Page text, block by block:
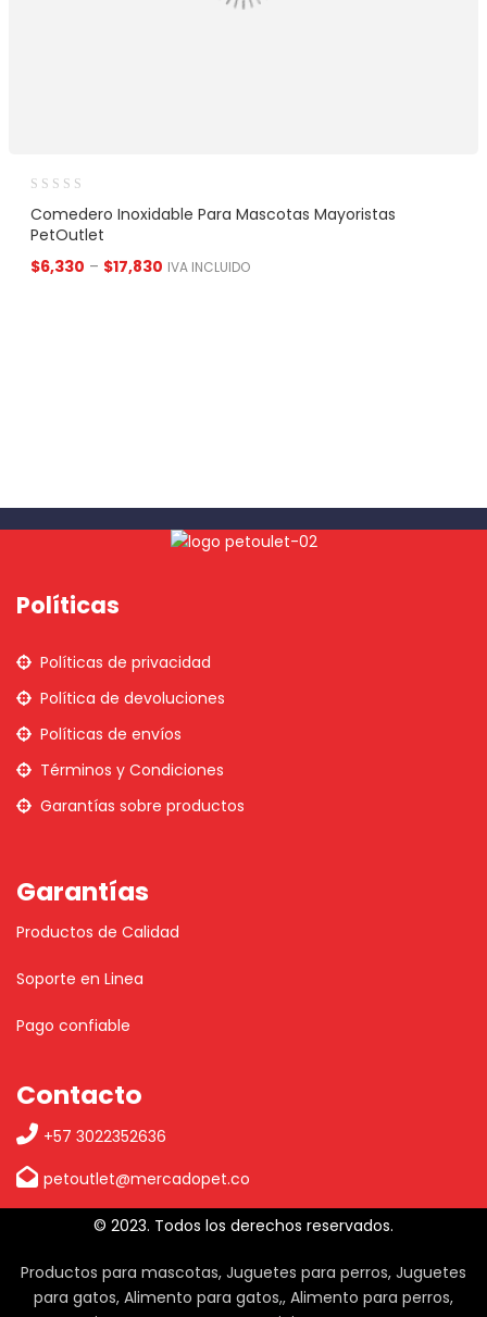
Comedero Inoxidable Para Mascotas Mayoristas
PetOutlet
$6,330 – $17,830 IVA INCLUIDO
Políticas
Políticas de privacidad
Política de devoluciones
Políticas de envíos
Términos y Condiciones
Garantías sobre productos
Garantías
Productos de Calidad
Soporte en Linea
Pago confiable
Contacto
+57 3022352636
petoutlet@mercadopet.co
© 2023. Todos los derechos reservados.
Productos para mascotas, Juguetes para perros, Juguetes
para gatos, Alimento para gatos,, Alimento para perros,